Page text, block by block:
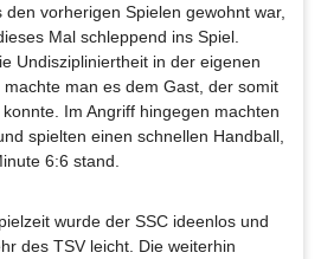
vorherigen Spielen gewohnt war,
Mal schleppend ins Spiel.
Undiszipliniertheit in der eigenen
man es dem Gast, der somit
Im Angriff hingegen machten
spielten einen schnellen Handball,
6:6 stand.
wurde der SSC ideenlos und
des TSV leicht. Die weiterhin